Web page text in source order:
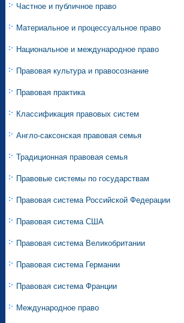
Частное и публичное право
Материальное и процессуальное право
Национальное и международное право
Правовая культура и правосознание
Правовая практика
Классификация правовых систем
Англо-саксонская правовая семья
Традиционная правовая семья
Правовые системы по государствам
Правовая система Российской Федерации
Правовая система США
Правовая система Великобритании
Правовая система Германии
Правовая система Франции
Международное право